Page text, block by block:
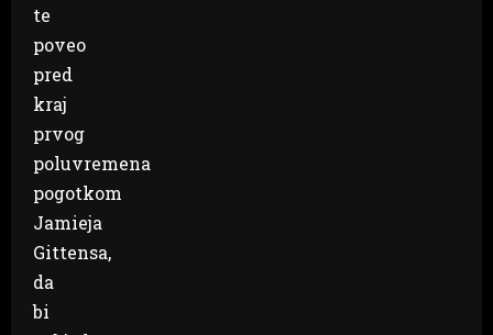
te
poveo
pred
kraj
prvog
poluvremena
pogotkom
Jamieja
Gittensa,
da
bi